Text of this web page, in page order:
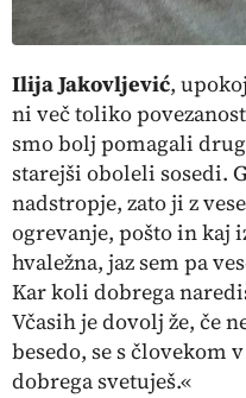
Ilija Jakovljević,
ni več toliko
smo bolj pomagali
starejši oboleli sosedi.
nadstropje, zato ji z
ogrevanje, pošto in kaj
hvaležna, jaz sem pa
Kar koli dobrega
Včasih je dovolj že, če
besedo, se s človekom
dobrega svetuješ.«